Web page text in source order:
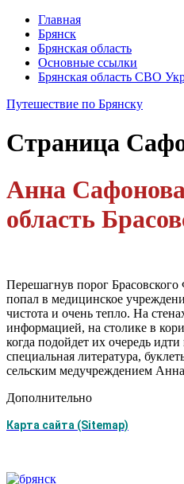
Главная
Брянск
Брянская область
Основные ссылки
Брянская область СВО
Путешествие по Брянску
Страница
Анна
область
Перешагнув порог
попал в медицинское
чистота и очень тепло. На
информацией, на столике в
когда подойдет их очередь
специальная литература,
сельским медучреждением
Дополнительно
Карта сайта (Sitemap)